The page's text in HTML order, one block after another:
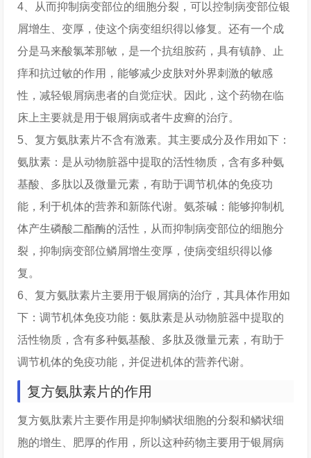
4、从而抑制病变部位的细胞分裂，可以控制病变部位银
屑增生、变厚，使这个病变组织得以修复。还有一个成
分是马来酸氯苯那敏，是一个抗组胺药，具有镇静、止
痒和抗过敏的作用，能够减少皮肤对外界刺激的敏感
性，减轻银屑病患者的自觉症状。因此，这个药物在临
床上主要就是用于银屑病或者牛皮癣的治疗。
5、复方氨肽素片不含有激素。其主要成分及作用如下：
氨肽素：是从动物脏器中提取的活性物质，含有多种氨
基酸、多肽以及微量元素，有助于调节机体的免疫功
能，利于机体的营养和新陈代谢。氨茶碱：能够抑制机
体产生磷酸二酯酶的活性，从而抑制病变部位的细胞分
裂，抑制病变部位鳞屑增生变厚，使病变组织得以修
复。
6、复方氨肽素片主要用于银屑病的治疗，其具体作用如
下：调节机体免疫功能：氨肽素是从动物脏器中提取的
活性物质，含有多种氨基酸、多肽及微量元素，有助于
调节机体的免疫功能，并促进机体的营养代谢。
复方氨肽素片的作用
复方氨肽素片主要作用是抑制鳞状细胞的分裂和鳞状细
胞的增生、肥厚的作用，所以这种药物主要用于银屑病